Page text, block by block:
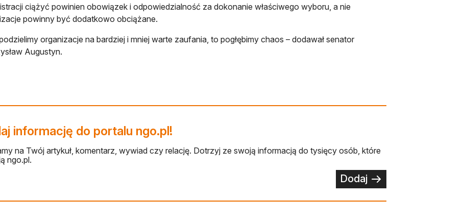
ciążyć powinien obowiązek i odpowiedzialność za dokonanie właściwego wyboru, a nie
powinny być dodatkowo obciążane.
organizacje na bardziej i mniej warte zaufania, to pogłębimy chaos – dodawał senator
Augustyn.
informację do portalu ngo.pl!
na Twój artykuł, komentarz, wywiad czy relację. Dotrzyj ze swoją informacją do tysięcy osób, które
ngo.pl.
Dodaj